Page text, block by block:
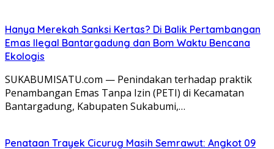
Hanya Merekah Sanksi Kertas? Di Balik Pertambangan
Emas Ilegal Bantargadung dan Bom Waktu Bencana
Ekologis
SUKABUMISATU.com — Penindakan terhadap praktik
Penambangan Emas Tanpa Izin (PETI) di Kecamatan
Bantargadung, Kabupaten Sukabumi,…
Penataan Trayek Cicurug Masih Semrawut: Angkot 09